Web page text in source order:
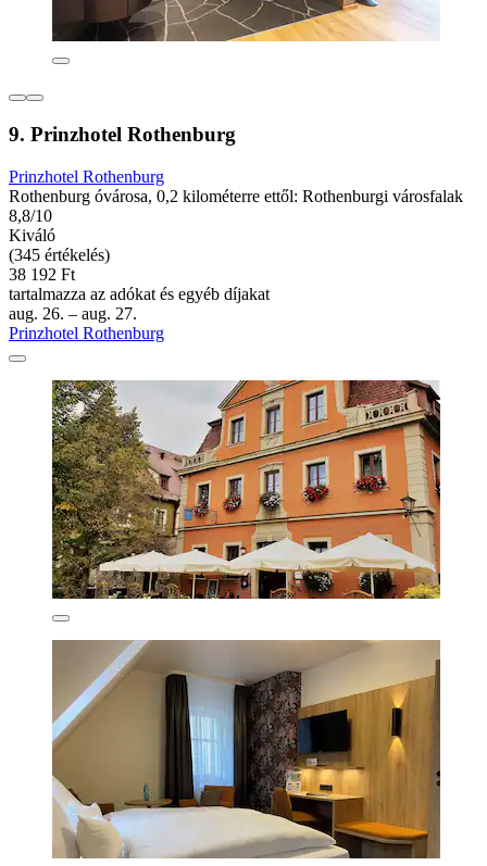
9. Prinzhotel Rothenburg
Prinzhotel Rothenburg
Rothenburg óvárosa, 0,2 kilométerre ettől: Rothenburgi városfalak
8,8/10
Kiváló
(345 értékelés)
38 192 Ft
tartalmazza az adókat és egyéb díjakat
aug. 26. – aug. 27.
Prinzhotel Rothenburg